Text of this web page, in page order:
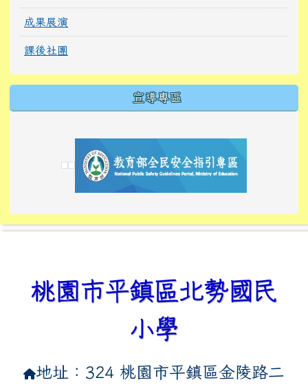
成果展演
課後社團
宣導專區
link to https://
link to https://10000.gov.tw/
link to https://
link to https://10000.gov.tw/
link to https://
link to https://
link to https://i.win.org.tw/
link to https://
link to https://
link to https://
link to https://
桃園市平鎮區北勢國民
小學
地址：324 桃園市平鎮區金陵路二